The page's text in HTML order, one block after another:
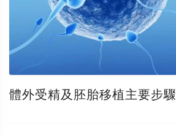
體外受精及胚胎移植主要步驟